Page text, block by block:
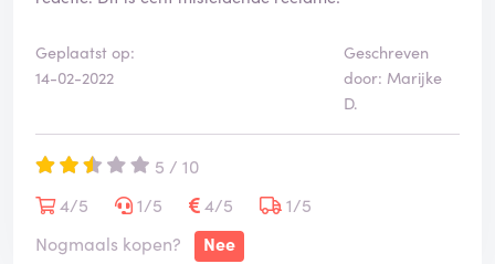
Geplaatst op:
14-02-2022
Geschreven
door: Marijke
D.
5 / 10
4/5
1/5 4/5
1/5
Nogmaals kopen?
Nee